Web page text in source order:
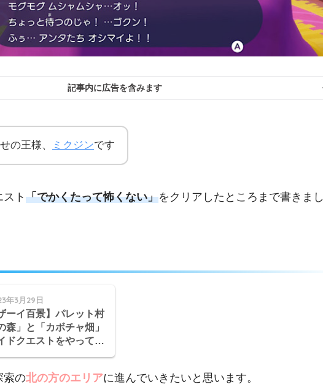
記事内に広告を含みます
の王様、 ミクジンです
ト 「でかくたって怖くない」をクリアしたところまで書きまし
年3月29日
ーイ百景】パレット村
森」と「カボチャ畑」
ドクエストをやってい
索の北の方のエリアに進んでいきたいと思います。